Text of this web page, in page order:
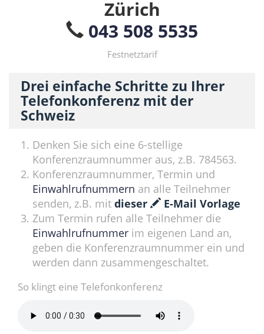
Zürich
043 508 5535
Festnetztarif
Drei einfache Schritte zu Ihrer
Telefonkonferenz mit der
Schweiz
Denken Sie sich eine 6-stellige
Konferenzraumnummer aus, z.B. 784563.
Konferenzraumnummer, Termin und
Einwahlrufnummern an alle Teilnehmer
senden, z.B. mit dieser
E-Mail Vorlage
Zum Termin rufen alle Teilnehmer die
Einwahlrufnummer im eigenen Land an,
geben die Konferenzraumnummer ein und
werden dann zusammengeschaltet.
So klingt eine Telefonkonferenz